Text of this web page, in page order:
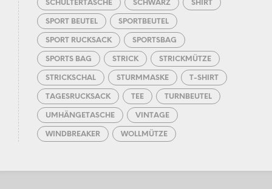
SCHULTERTASCHE SCHWARZ SHIRT
SPORT BEUTEL SPORTBEUTEL
SPORT RUCKSACK SPORTSBAG
SPORTS BAG STRICK STRICKMÜTZE
STRICKSCHAL STURMMASKE T-SHIRT
TAGESRUCKSACK TEE TURNBEUTEL
UMHÄNGETASCHE VINTAGE
WINDBREAKER WOLLMÜTZE